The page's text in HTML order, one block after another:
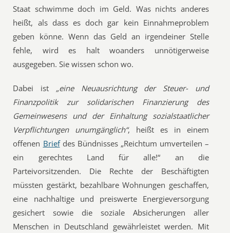
Staat schwimme doch im Geld. Was nichts anderes
heißt, als dass es doch gar kein Einnahmeproblem
geben könne. Wenn das Geld an irgendeiner Stelle
fehle, wird es halt woanders unnötigerweise
ausgegeben. Sie wissen schon wo.
Dabei ist „eine Neuausrichtung der Steuer- und
Finanzpolitik zur solidarischen Finanzierung des
Gemeinwesens und der Einhaltung sozialstaatlicher
Verpflichtungen unumgänglich“, heißt es in einem
offenen Briefdes Bündnisses „Reichtum umverteilen –
ein gerechtes Land für alle!“ an die
Parteivorsitzenden. Die Rechte der Beschäftigten
müssten gestärkt, bezahlbare Wohnungen geschaffen,
eine nachhaltige und preiswerte Energieversorgung
gesichert sowie die soziale Absicherungen aller
Menschen in Deutschland gewährleistet werden. Mit